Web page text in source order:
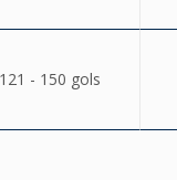
121 - 150 gols